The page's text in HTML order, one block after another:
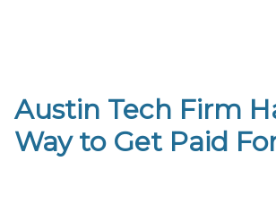
Austin Tech Firm
Way to Get Paid